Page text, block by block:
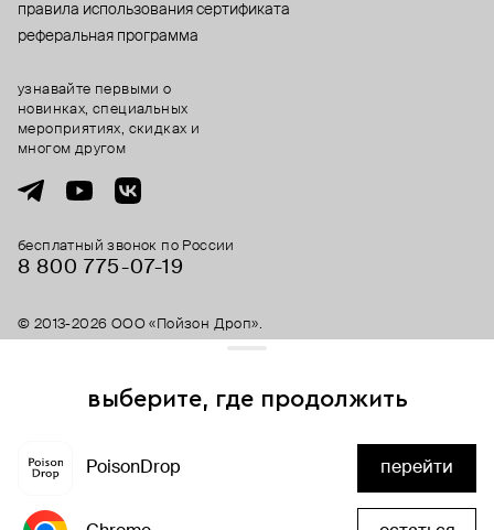
правила использования сертификата
реферальная программа
бесплатный звонок по России
8 800 775⁠-07⁠-19
узнавайте первыми о
новинках, специальных
мероприятиях, скидках и
многом другом
© 2013-2026 ООО «Пойзон Дроп».
все права защищены.
выберите, где продолжить
PoisonDrop перейти
и сервисы аналитики. Продолжая его использование,
вы соглашаетесь с нашимскоро здесь будет